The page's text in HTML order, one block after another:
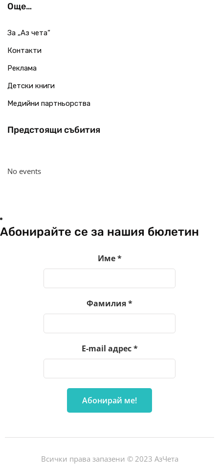
Още…
За „Аз чета“
Контакти
Реклама
Детски книги
Медийни партньорства
Предстоящи събития
No events
Абонирайте се за нашия бюлетин
Име*
Фамилия*
E-mail адрес*
Всички права запазени © 2023 АзЧета